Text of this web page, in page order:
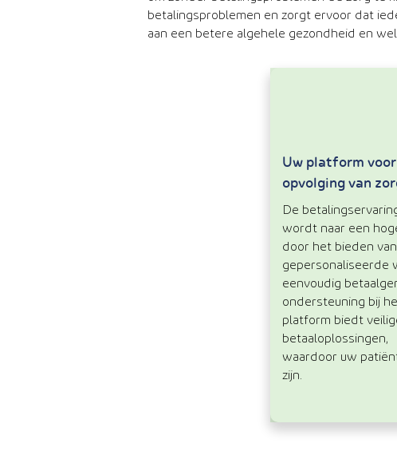
betalingsproblemen en zorgt ervoor dat
aan een betere algehele gezondheid en
Uw platform
opvolging van
De
wordt naar een
door het bieden van
gepersonaliseerde
eenvoudig
ondersteuning bij
platform biedt
betaaloplossingen,
waardoor uw
zijn.